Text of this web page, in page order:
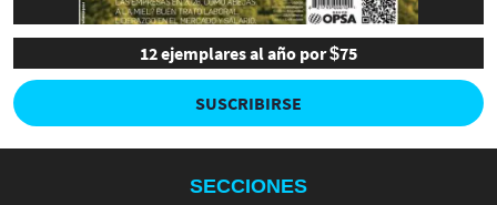
12 ejemplares al año por $75
SUSCRIBIRSE
SECCIONES